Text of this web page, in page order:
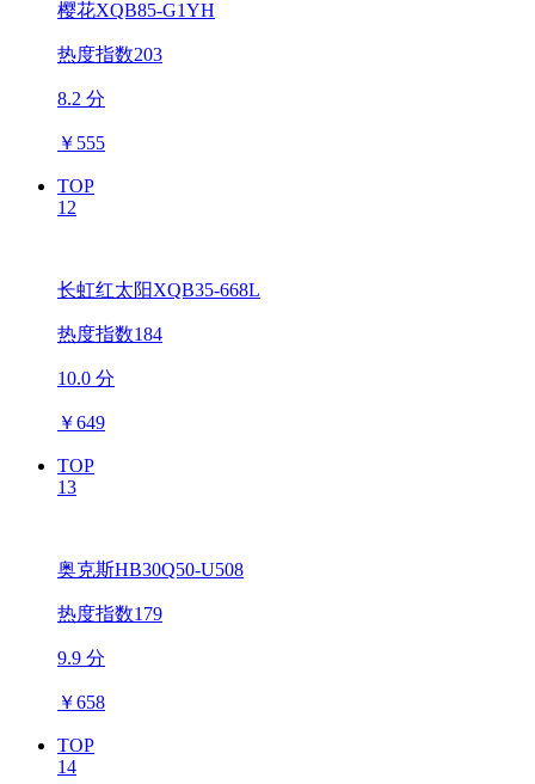
樱花XQB85-G1YH
热度指数203
8.2 分
￥ 555
TOP
12
长虹红太阳XQB35-668L
热度指数184
10.0 分
￥649
TOP
13
奥克斯HB30Q50-U508
热度指数179
9.9 分
￥658
TOP
14